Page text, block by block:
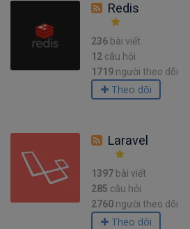
Redis
236 bài viết
12 câu hỏi
1719 người theo dõi
Theo dõi
Laravel
1397 bài viết
285 câu hỏi
2760 người theo dõi
Theo dõi